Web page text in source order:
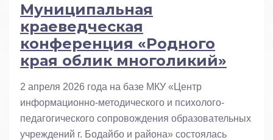
Муниципальная
краеведческая
конференция «Родного
края облик многоликий»
2 апреля 2026 года на базе МКУ «Центр
информационно-методического и психолого-
педагогического сопровождения образовательных
учреждений г. Бодайбо и района» состоялась